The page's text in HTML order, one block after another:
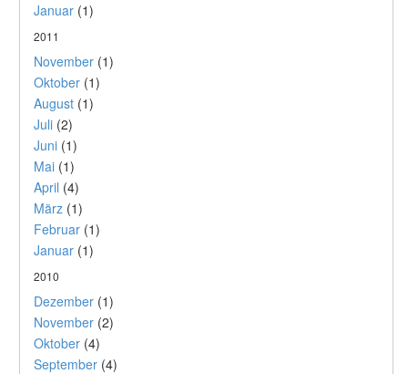
Januar (1)
2011
November (1)
Oktober (1)
August (1)
Juli (2)
Juni (1)
Mai (1)
April (4)
März (1)
Februar (1)
Januar (1)
2010
Dezember (1)
November (2)
Oktober (4)
September (4)